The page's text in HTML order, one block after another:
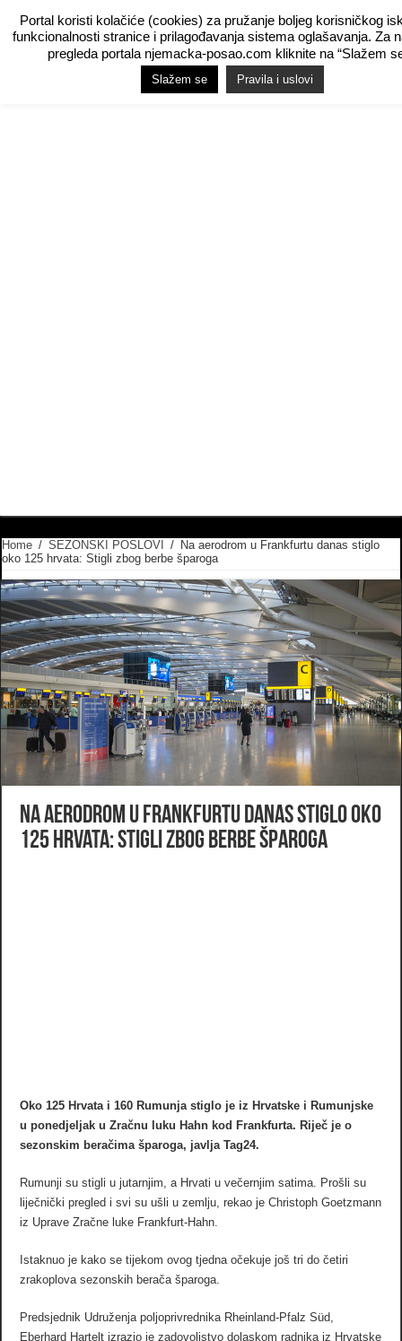
Home / SEZONSKI POSLOVI / Na aerodrom u Frankfurtu danas stiglo
oko 125 hrvata: Stigli zbog berbe šparoga
Na aerodrom u Frankfurtu danas stiglo oko
125 hrvata: Stigli zbog berbe šparoga
Oko 125 Hrvata i 160 Rumunja stiglo je iz Hrvatske i Rumunjske
u ponedjeljak u Zračnu luku Hahn kod Frankfurta. Riječ je o
sezonskim beračima šparoga, javlja Tag24.
Rumunji su stigli u jutarnjim, a Hrvati u večernjim satima. Prošli su
liječnički pregled i svi su ušli u zemlju, rekao je Christoph Goetzmann
iz Uprave Zračne luke Frankfurt-Hahn.
Istaknuo je kako se tijekom ovog tjedna očekuje još tri do četiri
zrakoplova sezonskih berača šparoga.
Predsjednik Udruženja poljoprivrednika Rheinland-Pfalz Süd,
Eberhard Hartelt izrazio je zadovoljstvo dolaskom radnika iz Hrvatske
Portal koristi kolačiće (cookies) za pružanje boljeg korisničkog
funkcionalnosti stranice i prilagođavanja sistema oglašavanja. Za
pregleda portala njemacka-posao.com kliknite na “Slažem
Slažem se Pravila i uslovi